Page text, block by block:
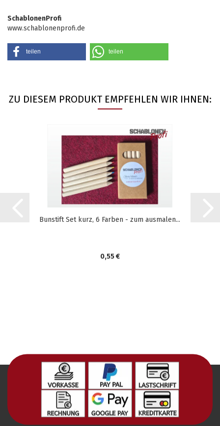
SchablonenProfi
www.schablonenprofi.de
teilen teilen
ZU DIESEM PRODUKT EMPFEHLEN WIR IHNEN:
Bunstift Set kurz, 6 Farben - zum ausmalen...
0,55 €